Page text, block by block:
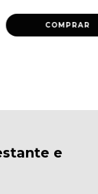
COMPRAR
e